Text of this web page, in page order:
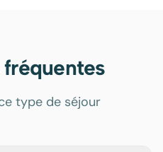
type de séjour